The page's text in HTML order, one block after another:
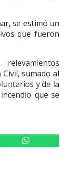
se estimó un
que fueron
sumado al
y de la
que se